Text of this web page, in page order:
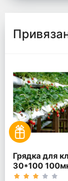
Грядка для
30*100
ПВД